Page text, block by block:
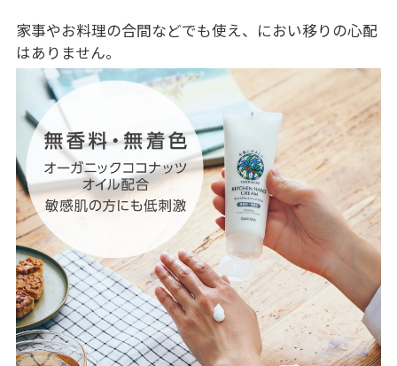
家事やお料理の合間などでも使え、におい移りの心配
はありません。